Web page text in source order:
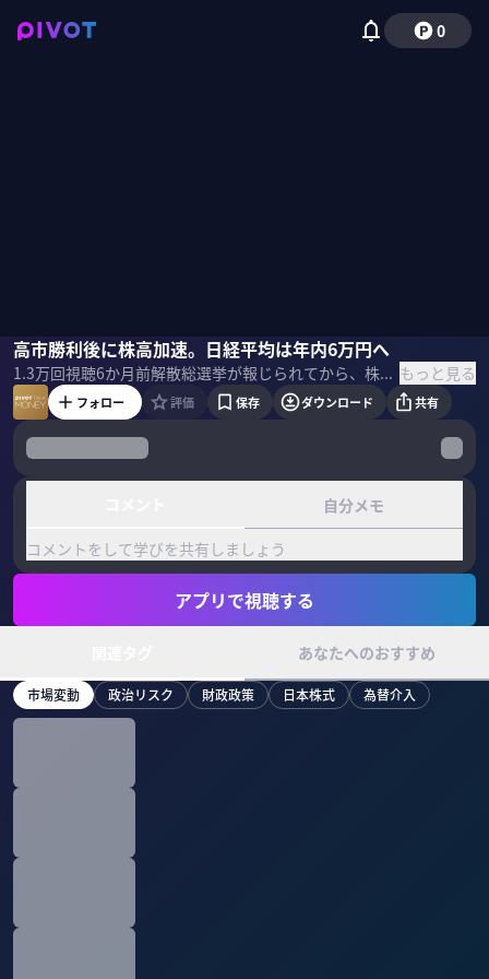
0
高市勝利後に株高加速。日経平均は年内6万円へ
1.3万回視聴6か月前 解散総選挙が報じられてから、株高が続いている。この勢いは選挙後も続くのか？選挙結果によって、マーケットはどう反応するのか？マネックス証券の広木隆チーフ・ストラテジストに分析してもらった。 ＜ゲスト＞ 広木隆｜マネックス証券 チーフ・ストラテジスト 神戸大学大学院・経済学研究科博士後期課程修了。博士(経済学)。社会構想大学院大学教授。国内銀行系投資顧問、外資系運用会社、ヘッジファンドなど運用機関でファンドマネージャー等を歴任。2010年より現職。 ＜目次＞ もっと見る
広木隆佐々木紀彦
フォロー 評価 保存 ダウンロード 共有
自分メモ
コメントをして学びを共有しましょう
アプリで視聴する
あなたへのおすすめ
市場変動 政治リスク 財政政策 日本株式 為替介入